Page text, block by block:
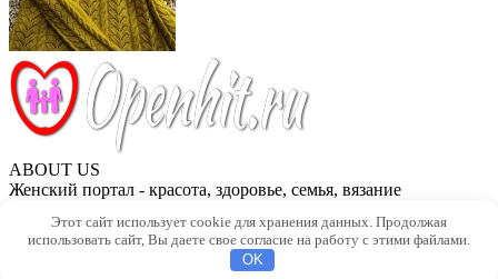
ABOUT US
Женский портал - красота, здоровье, семья, вязание
Контакты
OPENHIT.RU - Сайт для женщин и всей семьи
Этот сайт использует cookie для хранения данных. Продолжая
использовать сайт, Вы даете свое согласие на работу с этими файлами.
OK